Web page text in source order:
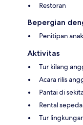
Restoran
Bepergian
Penitipan
Aktivitas
Tur kilang
Acara rilis
Pantai di
Rental sepeda
Tur